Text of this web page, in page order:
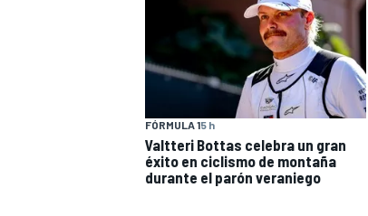
FÓRMULA 15 h
Valtteri Bottas celebra un gran
éxito en ciclismo de montaña
durante el parón veraniego